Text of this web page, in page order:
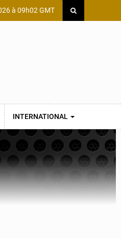
à 09h02 GMT
INTERNATIONAL